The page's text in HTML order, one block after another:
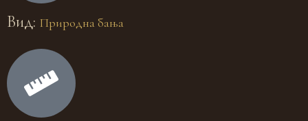
Вид: Природна бања